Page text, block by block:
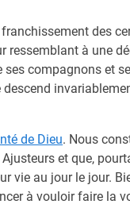
des
ressemblant à une
ses compagnons et
de Dieu. Nous
et que,
vie au jour le jour.
à vouloir faire la